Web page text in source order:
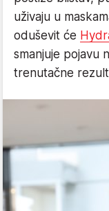
uživaju u
oduševit će
smanjuje pojavu
trenutačne